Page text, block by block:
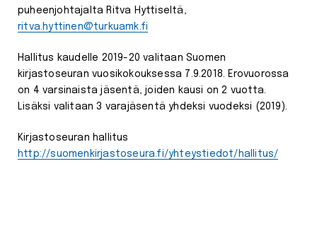
puheenjohtajalta Ritva Hyttiseltä,
ritva.hyttinen@turkuamk.fi
Hallitus kaudelle 2019-20 valitaan Suomen
kirjastoseuran vuosikokouksessa 7.9.2018. Erovuorossa
on 4 varsinaista jäsentä, joiden kausi on 2 vuotta.
Lisäksi valitaan 3 varajäsentä yhdeksi vuodeksi (2019).
Kirjastoseuran hallitus
http://suomenkirjastoseura.fi/yhteystiedot/hallitus/